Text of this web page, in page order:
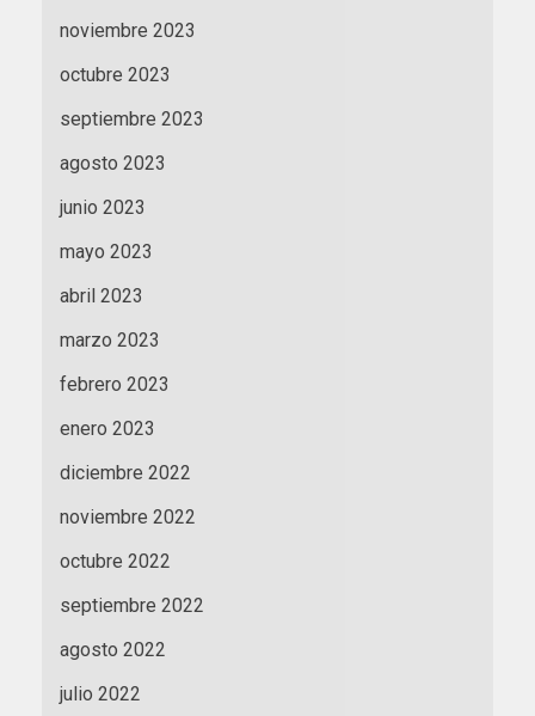
noviembre 2023
octubre 2023
septiembre 2023
agosto 2023
junio 2023
mayo 2023
abril 2023
marzo 2023
febrero 2023
enero 2023
diciembre 2022
noviembre 2022
octubre 2022
septiembre 2022
agosto 2022
julio 2022